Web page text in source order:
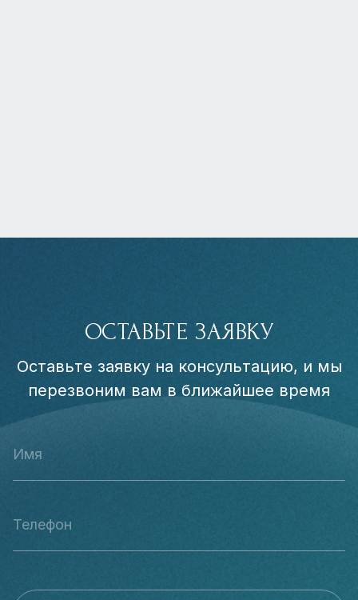
ОСТАВЬТЕ ЗАЯВКУ
Оставьте заявку на консультацию, и мы
перезвоним вам в ближайшее время